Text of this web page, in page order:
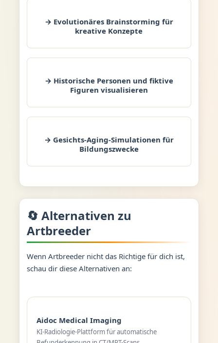
→ Evolutionäres Brainstorming für
kreative Konzepte
→ Historische Personen und fiktive
Figuren visualisieren
→ Gesichts-Aging-Simulationen für
Bildungszwecke
🔄 Alternativen zu
Artbreeder
Wenn Artbreeder nicht das Richtige für dich ist,
schau dir diese Alternativen an:
Aidoc Medical Imaging
KI-Radiologie-Plattform für automatische